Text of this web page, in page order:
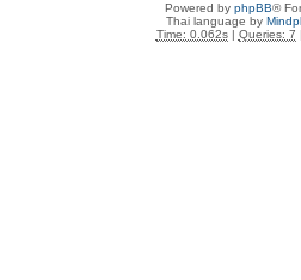
Powered by phpBB®
Thai language by
Time: 0.062s| Queries: 7